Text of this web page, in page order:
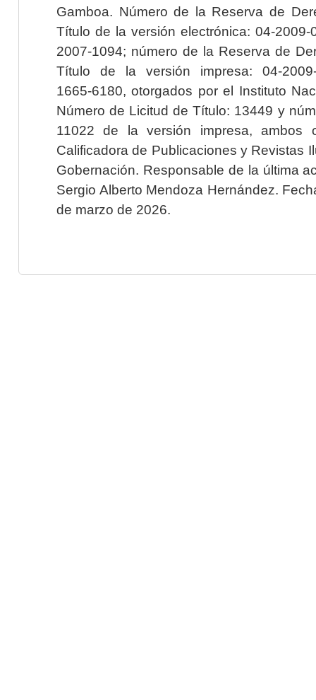
Gamboa. Número de la Reserva de
Título de la versión electrónica: 04-2009-
2007-1094; número de la Reserva de
Título de la versión impresa: 04-2009-
1665-6180, otorgados por el Instituto
Número de Licitud de Título: 13449 y
11022 de la versión impresa, ambos
Calificadora de Publicaciones y Revistas
Gobernación. Responsable de la última
Sergio Alberto Mendoza Hernández.
de marzo de 2026.